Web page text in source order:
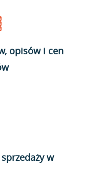
opisów i cen
w